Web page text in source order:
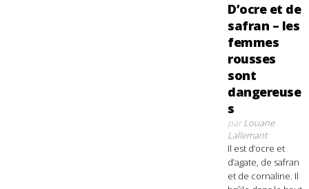
D’ocre et de
safran – les
femmes
rousses
sont
dangereuse
s
parLouane
Lallemant
Il est d’ocre et
d’agate, de safran
et de cornaline. Il